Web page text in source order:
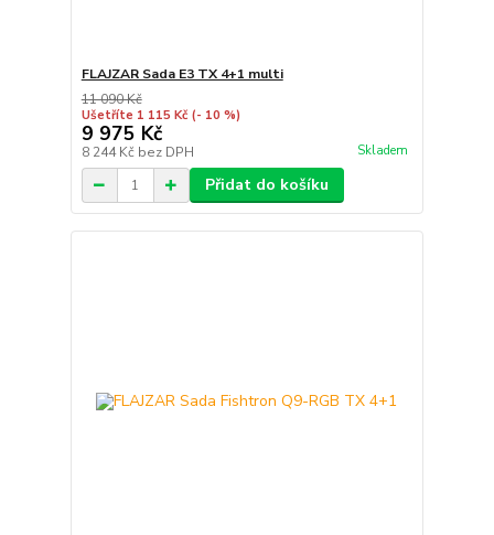
FLAJZAR Sada E3 TX 4+1 multi
11 090 Kč
Ušetříte 1 115 Kč (- 10 %)
9 975 Kč
8 244 Kč bez DPH Skladem
Přidat do košíku